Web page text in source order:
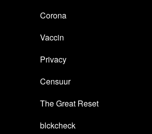
Corona
Vaccin
Privacy
Censuur
The Great Reset
blckcheck